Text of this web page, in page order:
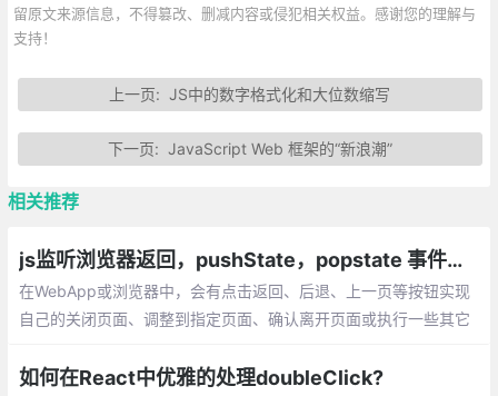
留原文来源信息，不得篡改、删减内容或侵犯相关权益。感谢您的理解与
支持！
上一页:JS中的数字格式化和大位数缩写
下一页: JavaScript Web 框架的“新浪潮”
相关推荐
js监听浏览器返回，pushState，popstate 事件，window.history对象
在WebApp或浏览器中，会有点击返回、后退、上一页等按钮实现
自己的关闭页面、调整到指定页面、确认离开页面或执行一些其它
页操作。
如何在React中优雅的处理doubleClick?